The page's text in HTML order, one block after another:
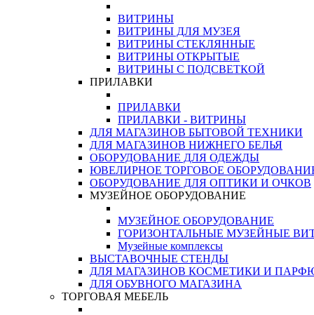
ВИТРИНЫ
ВИТРИНЫ ДЛЯ МУЗЕЯ
ВИТРИНЫ СТЕКЛЯННЫЕ
ВИТРИНЫ ОТКРЫТЫЕ
ВИТРИНЫ С ПОДСВЕТКОЙ
ПРИЛАВКИ
ПРИЛАВКИ
ПРИЛАВКИ - ВИТРИНЫ
ДЛЯ МАГАЗИНОВ БЫТОВОЙ ТЕХНИКИ
ДЛЯ МАГАЗИНОВ НИЖНЕГО БЕЛЬЯ
ОБОРУДОВАНИЕ ДЛЯ ОДЕЖДЫ
ЮВЕЛИРНОЕ ТОРГОВОЕ
ОБОРУДОВАНИЕ ДЛЯ ОПТИКИ И ОЧКОВ
МУЗЕЙНОЕ ОБОРУДОВАНИЕ
МУЗЕЙНОЕ ОБОРУДОВАНИЕ
ГОРИЗОНТАЛЬНЫЕ МУЗЕЙНЫЕ
Музейные комплексы
ВЫСТАВОЧНЫЕ СТЕНДЫ
ДЛЯ МАГАЗИНОВ КОСМЕТИКИ И
ДЛЯ ОБУВНОГО МАГАЗИНА
ТОРГОВАЯ МЕБЕЛЬ